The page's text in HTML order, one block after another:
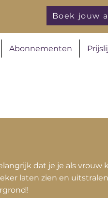
Abonnementen
Boek jouw
dat je je als vrouw
laten zien en